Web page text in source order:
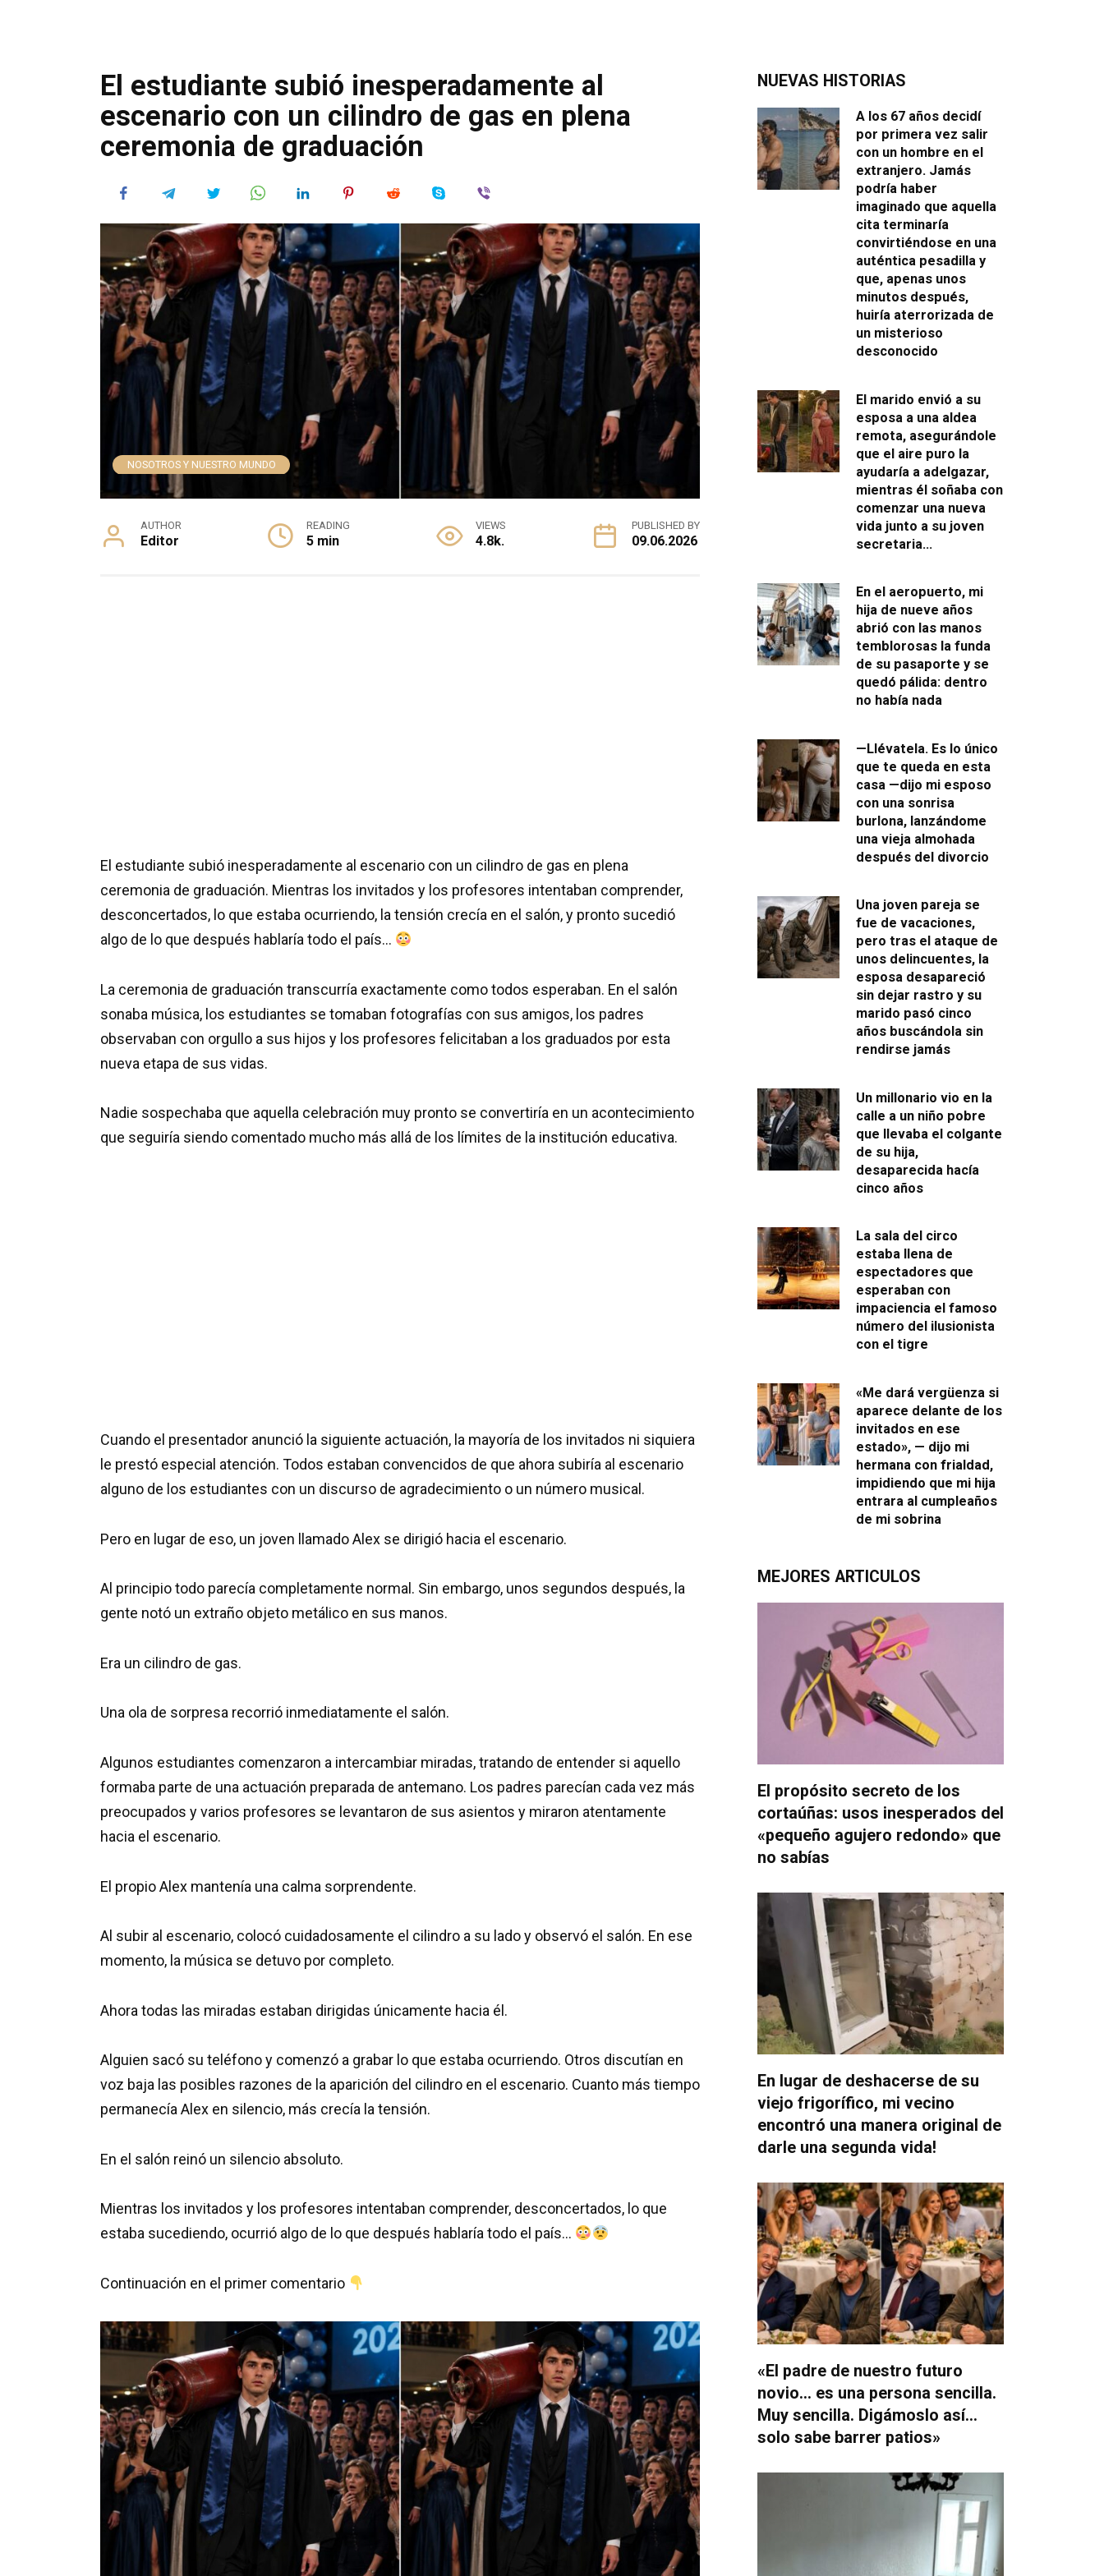
El estudiante subió inesperadamente al
escenario con un cilindro de gas en plena
ceremonia de graduación
NOSOTROS Y NUESTRO MUNDO
AUTHOR
Editor
READING
5 min
VIEWS
4.8k.
PUBLISHED BY
09.06.2026
El estudiante subió inesperadamente al escenario con un cilindro de gas en plena
ceremonia de graduación. Mientras los invitados y los profesores intentaban comprender,
desconcertados, lo que estaba ocurriendo, la tensión crecía en el salón, y pronto sucedió
algo de lo que después hablaría todo el país…
La ceremonia de graduación transcurría exactamente como todos esperaban. En el salón
sonaba música, los estudiantes se tomaban fotografías con sus amigos, los padres
observaban con orgullo a sus hijos y los profesores felicitaban a los graduados por esta
nueva etapa de sus vidas.
Nadie sospechaba que aquella celebración muy pronto se convertiría en un acontecimiento
que seguiría siendo comentado mucho más allá de los límites de la institución educativa.
Cuando el presentador anunció la siguiente actuación, la mayoría de los invitados ni siquiera
le prestó especial atención. Todos estaban convencidos de que ahora subiría al escenario
alguno de los estudiantes con un discurso de agradecimiento o un número musical.
Pero en lugar de eso, un joven llamado Alex se dirigió hacia el escenario.
Al principio todo parecía completamente normal. Sin embargo, unos segundos después, la
gente notó un extraño objeto metálico en sus manos.
Era un cilindro de gas.
Una ola de sorpresa recorrió inmediatamente el salón.
Algunos estudiantes comenzaron a intercambiar miradas, tratando de entender si aquello
formaba parte de una actuación preparada de antemano. Los padres parecían cada vez más
preocupados y varios profesores se levantaron de sus asientos y miraron atentamente
hacia el escenario.
El propio Alex mantenía una calma sorprendente.
Al subir al escenario, colocó cuidadosamente el cilindro a su lado y observó el salón. En ese
momento, la música se detuvo por completo.
Ahora todas las miradas estaban dirigidas únicamente hacia él.
Alguien sacó su teléfono y comenzó a grabar lo que estaba ocurriendo. Otros discutían en
voz baja las posibles razones de la aparición del cilindro en el escenario. Cuanto más tiempo
permanecía Alex en silencio, más crecía la tensión.
En el salón reinó un silencio absoluto.
Mientras los invitados y los profesores intentaban comprender, desconcertados, lo que
estaba sucediendo, ocurrió algo de lo que después hablaría todo el país…
Continuación en el primer comentario
NUEVAS HISTORIAS
A los 67 años decidí
por primera vez salir
con un hombre en el
extranjero. Jamás
podría haber
imaginado que aquella
cita terminaría
convirtiéndose en una
auténtica pesadilla y
que, apenas unos
minutos después,
huiría aterrorizada de
un misterioso
desconocido
El marido envió a su
esposa a una aldea
remota, asegurándole
que el aire puro la
ayudaría a adelgazar,
mientras él soñaba con
comenzar una nueva
vida junto a su joven
secretaria…
En el aeropuerto, mi
hija de nueve años
abrió con las manos
temblorosas la funda
de su pasaporte y se
quedó pálida: dentro
no había nada
—Llévatela. Es lo único
que te queda en esta
casa —dijo mi esposo
con una sonrisa
burlona, lanzándome
una vieja almohada
después del divorcio
Una joven pareja se
fue de vacaciones,
pero tras el ataque de
unos delincuentes, la
esposa desapareció
sin dejar rastro y su
marido pasó cinco
años buscándola sin
rendirse jamás
Un millonario vio en la
calle a un niño pobre
que llevaba el colgante
de su hija,
desaparecida hacía
cinco años
La sala del circo
estaba llena de
espectadores que
esperaban con
impaciencia el famoso
número del ilusionista
con el tigre
«Me dará vergüenza si
aparece delante de los
invitados en ese
estado», — dijo mi
hermana con frialdad,
impidiendo que mi hija
entrara al cumpleaños
de mi sobrina
MEJORES ARTICULOS
El propósito secreto de los
cortaúñas: usos inesperados del
«pequeño agujero redondo» que
no sabías
En lugar de deshacerse de su
viejo frigorífico, mi vecino
encontró una manera original de
darle una segunda vida!
«El padre de nuestro futuro
novio… es una persona sencilla.
Muy sencilla. Digámoslo así…
solo sabe barrer patios»